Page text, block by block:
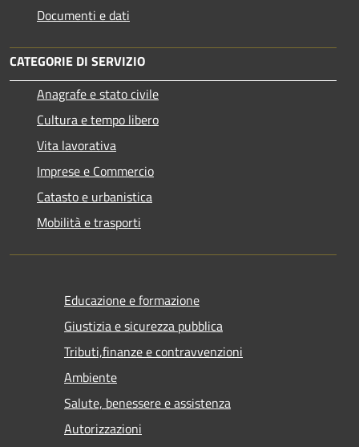
Documenti e dati
CATEGORIE DI SERVIZIO
Anagrafe e stato civile
Cultura e tempo libero
Vita lavorativa
Imprese e Commercio
Catasto e urbanistica
Mobilità e trasporti
Educazione e formazione
Giustizia e sicurezza pubblica
Tributi,finanze e contravvenzioni
Ambiente
Salute, benessere e assistenza
Autorizzazioni